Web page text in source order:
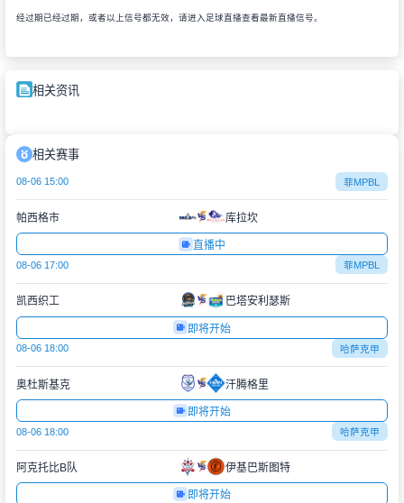
经过期已经过期，或者以上信号都无效，请进入足球直播查看最新直播信号。
相关资讯
相关赛事
08-06 15:00 菲MPBL
帕西格市 库拉坎
直播中
08-06 17:00 菲MPBL
凯西织工 巴塔安利瑟斯
即将开始
08-06 18:00 哈萨克甲
奥杜斯基克 汗腾格里
即将开始
08-06 18:00 哈萨克甲
阿克托比B队 伊基巴斯图特
即将开始